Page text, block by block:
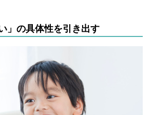
」の具体性を引き出す